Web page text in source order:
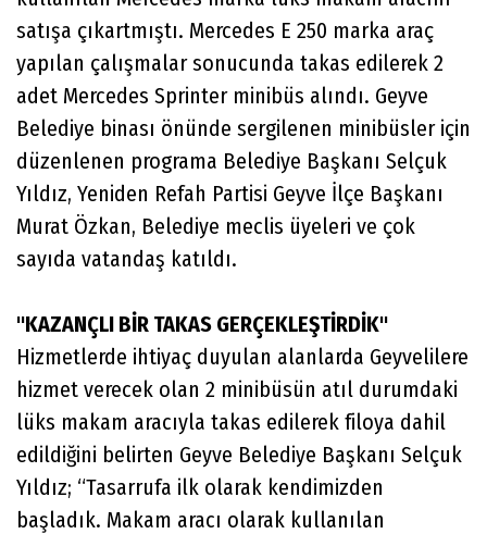
satışa çıkartmıştı. Mercedes E 250 marka araç
yapılan çalışmalar sonucunda takas edilerek 2
adet Mercedes Sprinter minibüs alındı. Geyve
Belediye binası önünde sergilenen minibüsler için
düzenlenen programa Belediye Başkanı Selçuk
Yıldız, Yeniden Refah Partisi Geyve İlçe Başkanı
Murat Özkan, Belediye meclis üyeleri ve çok
sayıda vatandaş katıldı.
''KAZANÇLI BİR TAKAS GERÇEKLEŞTİRDİK''
Hizmetlerde ihtiyaç duyulan alanlarda Geyvelilere
hizmet verecek olan 2 minibüsün atıl durumdaki
lüks makam aracıyla takas edilerek filoya dahil
edildiğini belirten Geyve Belediye Başkanı Selçuk
Yıldız; “Tasarrufa ilk olarak kendimizden
başladık. Makam aracı olarak kullanılan